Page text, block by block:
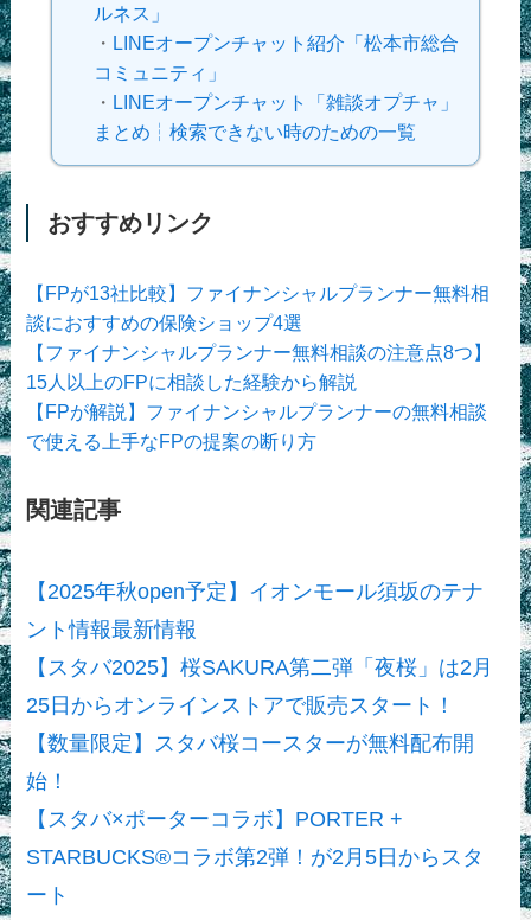
ルネス」
・ LINEオープンチャット紹介「松本市総合
コミュニティ」
・ LINEオープンチャット「雑談オプチャ」
まとめ┆検索できない時のための一覧
おすすめリンク
【FPが13社比較】ファイナンシャルプランナー無料相
談におすすめの保険ショップ4選
【ファイナンシャルプランナー無料相談の注意点8つ】
15人以上のFPに相談した経験から解説
【FPが解説】ファイナンシャルプランナーの無料相談
で使える上手なFPの提案の断り方
関連記事
【2025年秋open予定】イオンモール須坂のテナ
ント情報最新情報
【スタバ2025】桜SAKURA第二弾「夜桜」は2月
25日からオンラインストアで販売スタート！
【数量限定】スタバ桜コースターが無料配布開
始！
【スタバ×ポーターコラボ】PORTER +
STARBUCKS®コラボ第2弾！が2月5日からスタ
ート